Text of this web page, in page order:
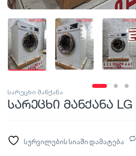
სარეცხი მანქანა
სარეცხი მანქანა LG
სურვილების სიაში დამატება